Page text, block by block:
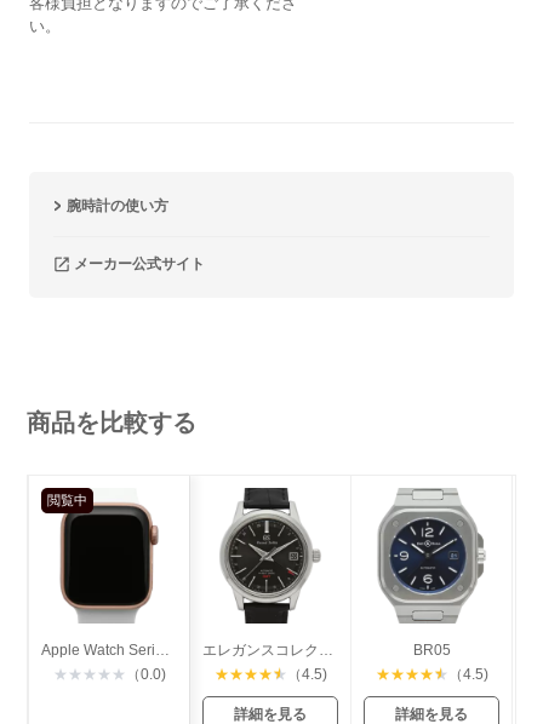
い。
腕時計の使い方
メーカー公式サイト
商品を比較する
閲覧中
Apple Watch Series 4 GPS 40mm
★ ★ ★ ★ ★ （0.0)
エレガンスコレクション メカニカル ハイビート
★★★★★ （4.5)
詳細を見る
BR05
★★★★★ （4.5)
詳細を見る